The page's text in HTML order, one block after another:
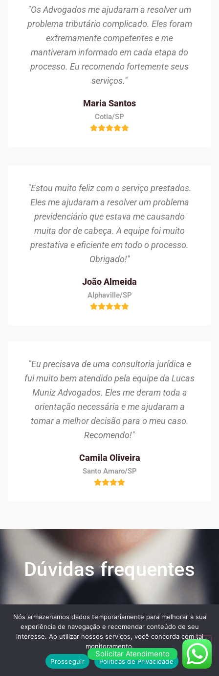
"Os Advogados me ajudaram a resolver um
problema tributário complicado. Eles foram
extremamente competentes e me
mantiveram informado em cada etapa do
processo. Eu recomendo fortemente seus
serviços."
Maria Santos
Cotia/SP
"Estou muito feliz com o serviço prestados.
Eles me ajudaram a resolver um problema
previdenciário que estava me causando
muita dor de cabeça. A equipe foi muito
prestativa e eficiente em todo o processo.
Obrigado!"
João Almeida
Alphaville/SP
"Eu precisava de uma consultoria jurídica e
fui muito bem atendido pela equipe da Lucas
Muniz Advogados. Eles me deram toda a
orientação necessária e me ajudaram a
tomar a melhor decisão para o meu caso.
Recomendo!"
Camila Oliveira
Santo Amaro/SP
Dúvidas frequentes
clientes ao contratar os nossos serviços:
Solicitar Atendimento
Nós armazenamos dados temporariamente para melhorar a sua
experiência de navegação e recomendar conteúdo de seu
interesse. Ao utilizar nossos serviços, você concorda com tal
monitoramento.
Prosseguir
Políticas de Privacidade